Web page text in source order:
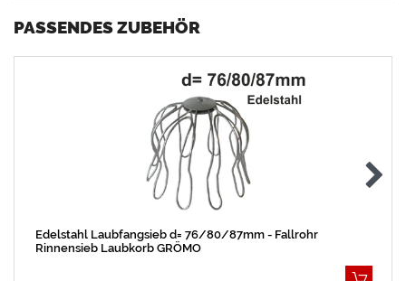
PASSENDES ZUBEHÖR
Edelstahl Laubfangsieb d= 76/80/87mm - Fallrohr
Rinnensieb Laubkorb GRÖMO